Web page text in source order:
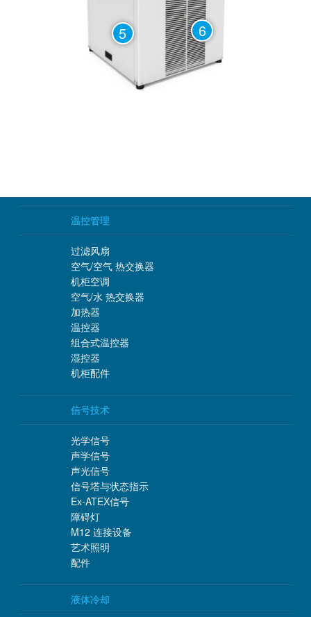
5 6
温控管理
过滤风扇
空气/空气 热交换器
机柜空调
空气/水 热交换器
加热器
温控器
组合式温控器
湿控器
机柜配件
信号技术
光学信号
声学信号
声光信号
信号塔与状态指示
Ex-ATEX信号
障碍灯
M12 连接设备
艺术照明
配件
液体冷却